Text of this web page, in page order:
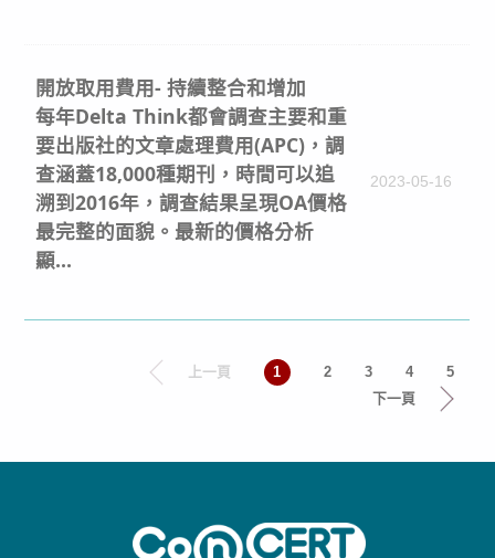
開放取用費用- 持續整合和增加
每年Delta Think都會調查主要和重
要出版社的文章處理費用(APC)，調
查涵蓋18,000種期刊，時間可以追
溯到2016年，調查結果呈現OA價格
最完整的面貌。最新的價格分析
顯...
2023-05-16
上一頁 1 2 3 4
5
下一頁